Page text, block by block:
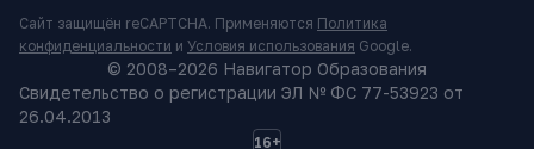
Сайт защищён reCAPTCHA. Применяются Политика
конфиденциальности и Условия использования Google.
© 2008–2026 Навигатор Образования
Свидетельство о регистрации ЭЛ № ФС 77-53923 от
26.04.2013
16+